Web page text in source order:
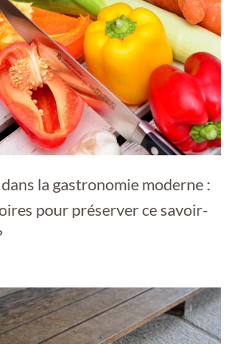
dans la gastronomie moderne :
pour préserver ce savoir-